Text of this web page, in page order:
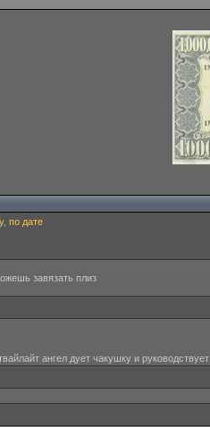
, по дате
завязать плиз
ангел дует чакушку и руководствует